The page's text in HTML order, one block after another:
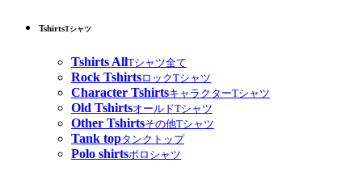
TshirtsTシャツ
Tshirts AllTシャツ全て
Rock TshirtsロックTシャツ
Character TshirtsキャラクターTシャツ
Old TshirtsオールドTシャツ
Other Tshirtsその他Tシャツ
Tank topタンクトップ
Polo shirtsポロシャツ